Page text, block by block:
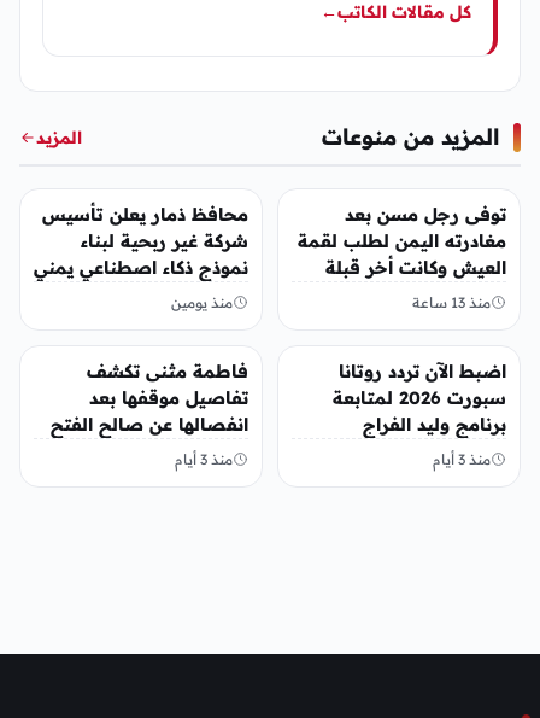
كل مقالات الكاتب←
المزيد من منوعات المزيد
منوعات
توفى رجل مسن بعد
مغادرته اليمن لطلب لقمة
العيش وكانت أخر قبلة
يقدمها لإبنته
منذ 13 ساعة
منوعات
محافظ ذمار يعلن تأسيس
شركة غير ربحية لبناء
نموذج ذكاء اصطناعي يمني
منذ يومين
منوعات
اضبط الآن تردد روتانا
سبورت 2026 لمتابعة
برنامج وليد الفراج
منذ 3 أيام
منوعات
فاطمة مثنى تكشف
تفاصيل موقفها بعد
انفصالها عن صالح الفتح
منذ 3 أيام